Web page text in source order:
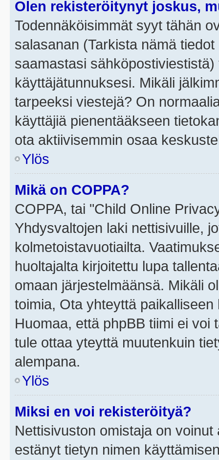
Olen rekisteröitynyt joskus,
Todennäköisimmät syyt tähän
salasanan (Tarkista nämä
saamastasi
käyttäjätunnuksesi. Mikäli
tarpeeksi viestejä? On
käyttäjiä pienentääkseen
ota aktiivisemmin osaa
Ylös
Mikä on COPPA?
COPPA, tai "Child Online
Yhdysvaltojen laki nettisivuille,
kolmetoistavuotiailta.
huoltajalta kirjoitettu lupa
omaan järjestelmäänsä. Mikäli
toimia, Ota yhteyttä
Huomaa, että phpBB tiimi ei voi
tule ottaa yteyttä muutenkuin
alempana.
Ylös
Miksi en voi rekisteröityä?
Nettisivuston omistaja on
estänyt tietyn nimen